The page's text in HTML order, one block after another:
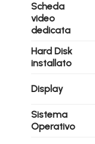
Scheda
video
dedicata
Hard Disk
installato
Display
Sistema
Operativo